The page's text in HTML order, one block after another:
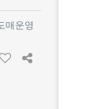
매운영